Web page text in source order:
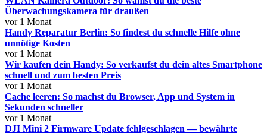
Überwachungskamera für draußen
vor 1 Monat
Handy Reparatur Berlin: So findest du schnelle Hilfe ohne
unnötige Kosten
vor 1 Monat
Wir kaufen dein Handy: So verkaufst du dein altes Smartphone
schnell und zum besten Preis
vor 1 Monat
Cache leeren: So machst du Browser, App und System in
Sekunden schneller
vor 1 Monat
DJI Mini 2 Firmware Update fehlgeschlagen — bewährte